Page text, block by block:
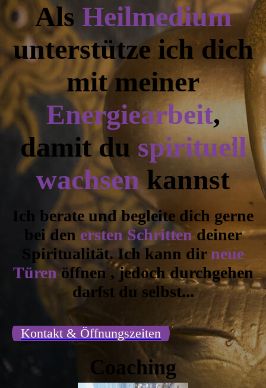
Als Heilmedium
unterstütze ich dich
mit meiner
Energiearbeit,
damit du spirituell
wachsenkannst
Ich berate und begleite dich gerne
bei den ersten Schritten deiner
Spiritualität. Ich kann dirneue
Türenöffnen , jedoch durchgehen
darfst du selbst...
Kontakt & Öffnungszeiten
Coaching